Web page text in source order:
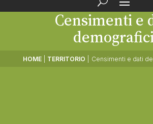
Censimenti e
HOME TERRITORIO Censimenti e dati